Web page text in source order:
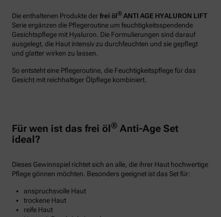
Die enthaltenen Produkte derfrei öl® ANTI AGE HYALURON LIFT
Serie ergänzen die Pflegeroutine um feuchtigkeitsspendende
Gesichtspflege mit Hyaluron. Die Formulierungen sind darauf
ausgelegt, die Haut intensiv zu durchfeuchten und sie gepflegt
und glatter wirken zu lassen.
So entsteht eine Pflegeroutine, die Feuchtigkeitspflege für das
Gesicht mit reichhaltiger Ölpflege kombiniert.
Für wen ist das frei öl® Anti-Age Set
ideal?
Dieses Gewinnspiel richtet sich an alle, die ihrer Haut hochwertige
Pflege gönnen möchten. Besonders geeignet ist das Set für:
anspruchsvolle Haut
trockene Haut
reife Haut